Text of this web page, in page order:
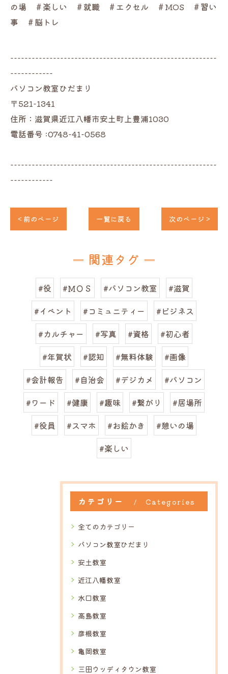
の場 ＃楽しい ＃就職 ＃エクセル ＃MOS ＃習い
事 ＃脳トレ
----------------------------------------------------------
------------
パソコン教室ひだまり
〒521-1341
住所：滋賀県近江八幡市安土町上豊浦1030
電話番号 :0748-41-0568
----------------------------------------------------------
------------
< 前のページ 一覧に戻る 次のページ >
関連タグ
#役 #ＭＯＳ #パソコン教室
#滋賀
#イベント
#コミュニティー
#ビジネス
#カルチャー
#写真 #資格
#初心者
#年賀状
#認知 #無料体験
#画像
#会計報告
#自治会 #デジカメ
#パソコン
#ワード
#健康 #趣味 #繋がり
#居場所
#役員
#スマホ #お絵かき
#憩いの場
#楽しい
カテゴリー Categories
全てのカテゴリー
パソコン教室ひだまり
安土教室
近江八幡教室
水口教室
高島教室
彦根教室
亀岡教室
三田ウッディタウン教室